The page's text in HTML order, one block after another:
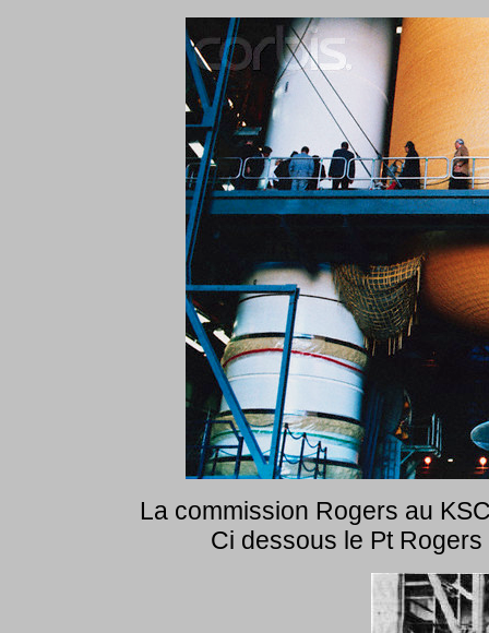
La commission Rogers au
Ci dessous le Pt